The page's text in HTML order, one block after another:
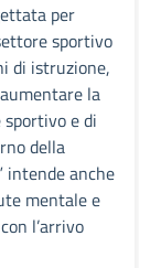
per
sportivo
di istruzione,
la
e di
della
intende anche
mentale e
l’arrivo